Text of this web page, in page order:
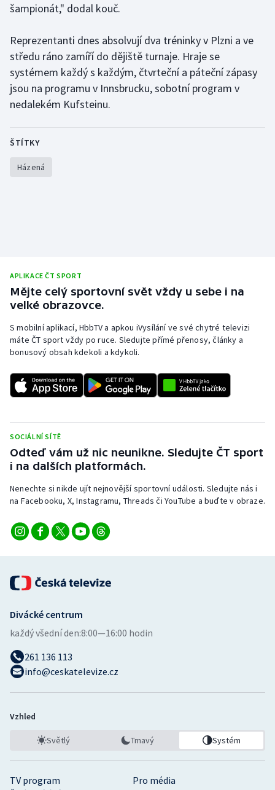
Parasport
Plavání
Plážový volejbal
Ragby
Triatlon
Veslování
Vodní slalom
Ostatní
šampionát," dodal kouč.
Reprezentanti dnes absolvují dva tréninky v Plzni a ve
středu ráno zamíří do dějiště turnaje. Hraje se
systémem každý s každým, čtvrteční a páteční zápasy
jsou na programu v Innsbrucku, sobotní program v
nedalekém Kufsteinu.
ŠTÍTKY
Házená
APLIKACE ČT SPORT
Mějte celý sportovní svět vždy u sebe i na
velké obrazovce.
S mobilní aplikací, HbbTV a apkou iVysílání ve své chytré televizi
máte ČT sport vždy po ruce. Sledujte přímé přenosy, články a
bonusový obsah kdekoli a kdykoli.
SOCIÁLNÍ SÍTĚ
Odteď vám už nic neunikne. Sledujte ČT sport
i na dalších platformách.
Nenechte si nikde ujít nejnovější sportovní události. Sledujte nás i
na Facebooku, X, Instagramu, Threads či YouTube a buďte v obraze.
TV program
Pro média
Divácké centrum
každý všední den:8:00—16:00 hodin
261 136 113
info@ceskatelevize.cz
Vzhled
Světlý Tmavý Systém